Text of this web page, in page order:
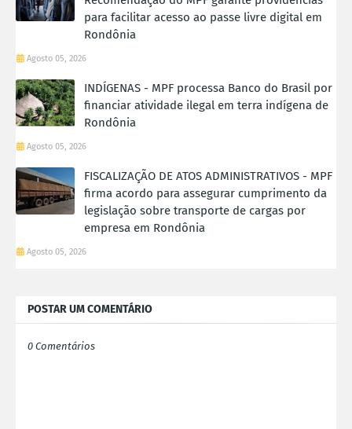
para facilitar acesso ao passe livre digital em
Rondônia
Agosto 05, 2026
INDÍGENAS - MPF processa Banco do Brasil por
financiar atividade ilegal em terra indígena de
Rondônia
Agosto 05, 2026
FISCALIZAÇÃO DE ATOS ADMINISTRATIVOS - MPF
firma acordo para assegurar cumprimento da
legislação sobre transporte de cargas por
empresa em Rondônia
Agosto 05, 2026
POSTAR UM COMENTÁRIO
0 Comentários